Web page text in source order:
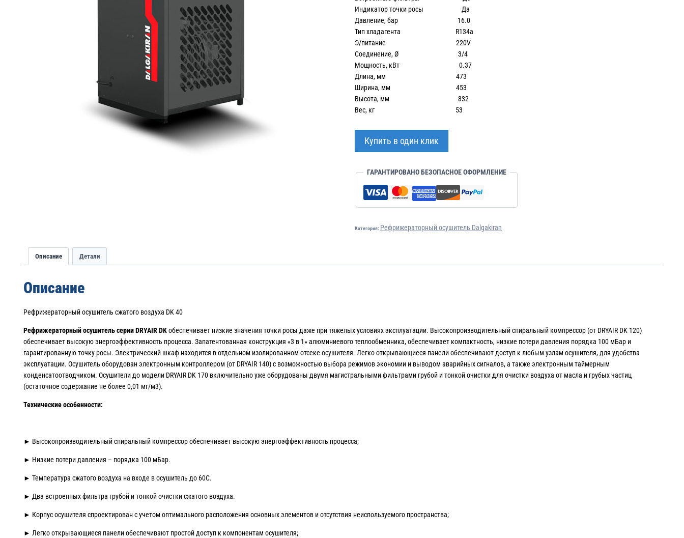
Индикатор точки росы Да
Давление, бар 16.0
Тип хладагента R134a
Э/питание 220V
Соединение, Ø 3/4
Мощность, кВт 0.37
Длина, мм 473
Ширина, мм 453
Высота, мм 832
Вес, кг 53
Купить в один клик
ГАРАНТИРОВАНО БЕЗОПАСНОЕ ОФОРМЛЕНИЕ
Категория: Рефрижераторный осушитель Dalgakiran
Описание Детали
Описание
Рефрижераторный осушитель сжатого воздуха DK 40
Рефрижераторный осушитель серии DRYAIR DKобеспечивает низкие значения точки росы даже при тяжелых условиях эксплуатации. Высокопроизводительный спиральный компрессор (от DRYAIR DK 120)
обеспечивает высокую энергоэффективность процесса. Запатентованная конструкция «3 в 1» алюминиевого теплообменника, обеспечивает компактность, низкие потери давления порядка 100 мБар и
гарантированную точку росы. Электрический шкаф находится в отдельном изолированном отсеке осушителя. Легко открывающиеся панели обеспечивают доступ к любым узлам осушителя, для удобства
эксплуатации. Осушитель оборудован электронным контроллером (от DRYAIR 140) с возможностью выбора режимов экономии и выводом аварийных сигналов, а также электронным таймерным
конденсатоотводчиком. Осушители до модели DRYAIR DK 170 включительно уже оборудованы двумя магистральными фильтрами грубой и тонкой очистки для очистки воздуха от масла и грубых частиц
(остаточное содержание не более 0,01 мг/м3).
Технические особенности:
► Высокопроизводительный спиральный компрессор обеспечивает высокую энергоэффективность процесса;
► Низкие потери давления – порядка 100 мБар.
► Температура сжатого воздуха на входе в осушитель до 60С.
► Два встроенных фильтра грубой и тонкой очистки сжатого воздуха.
► Корпус осушителя спроектирован с учетом оптимального расположения основных элементов и отсутствия неиспользуемого пространства;
► Легко открывающиеся панели обеспечивают простой доступ к компонентам осушителя;